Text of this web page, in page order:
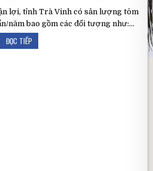
lợi, tỉnh Trà Vinh có sản lượng tôm
năm bao gồm các đối tượng như:…
ĐỌC TIẾP